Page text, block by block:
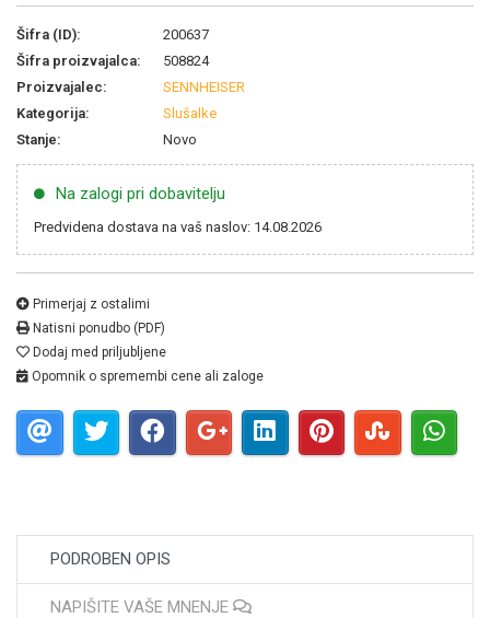
Šifra (ID):
200637
Šifra proizvajalca:
508824
Proizvajalec:
SENNHEISER
Kategorija:
Slušalke
Stanje:
Novo
Na zalogi pri dobavitelju
Predvidena dostava na vaš naslov: 14.08.2026
Primerjaj z ostalimi
Natisni ponudbo (PDF)
Dodaj med priljubljene
Opomnik o spremembi cene ali zaloge
PODROBEN OPIS
NAPIŠITE VAŠE MNENJE